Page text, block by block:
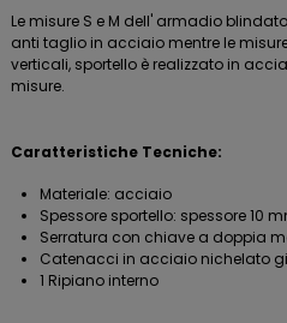
Le misure S e M dell' armadio
anti taglio in acciaio mentre le
verticali, sportello è realizzato in
misure.
Caratteristiche Tecniche:
Materiale: acciaio
Spessore sportello: spessore 10
Serratura con chiave a doppia
Catenacci in acciaio nichelato
1 Ripiano interno